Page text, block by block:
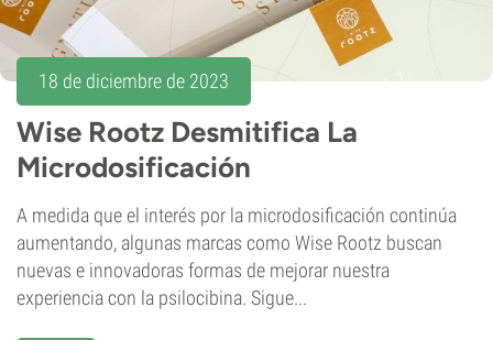
18 de diciembre de 2023
Wise Rootz Desmitifica La
Microdosificación
A medida que el interés por la microdosificación continúa
aumentando, algunas marcas como Wise Rootz buscan
nuevas e innovadoras formas de mejorar nuestra
experiencia con la psilocibina. Sigue...